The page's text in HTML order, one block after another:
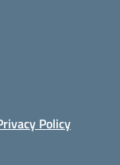
Policy